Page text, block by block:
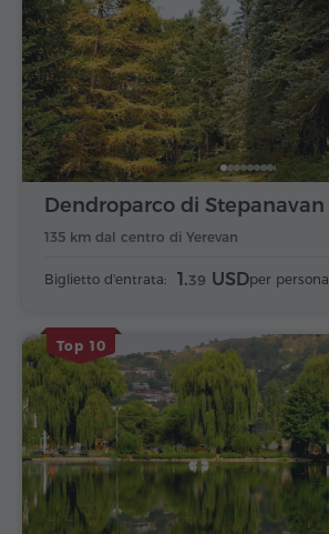
135 km dal centro di Yerevan
Dendroparco di Stepanavan
Biglietto d'entrata: 1.39 USDper persona
Top 10